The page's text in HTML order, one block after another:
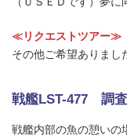
≪リクエストツアー≫
その他ご希望ありまし
戦艦LST-477 調
戦艦内部の魚の憩いの